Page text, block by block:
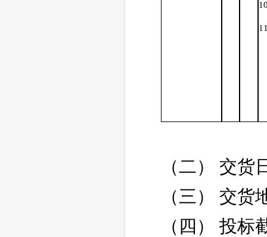
（二） 交货
（三） 交
（四） 投标